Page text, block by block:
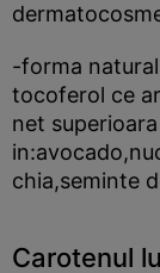
-forma
tocoferol ce
net
chia,seminte
Carotenul